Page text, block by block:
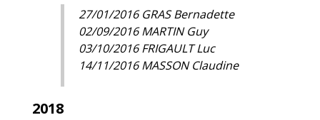
27/01/2016 GRAS Bernadette
02/09/2016 MARTIN Guy
03/10/2016 FRIGAULT Luc
14/11/2016 MASSON Claudine
2018